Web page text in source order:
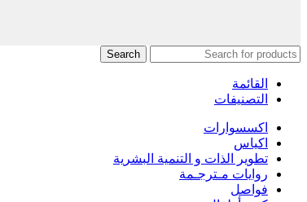
Search
القائمة
التصنيفات
اكسسوارات
اكياس
تطوير الذات و التنمية البشرية
روايات مـترجـمة
فواصل